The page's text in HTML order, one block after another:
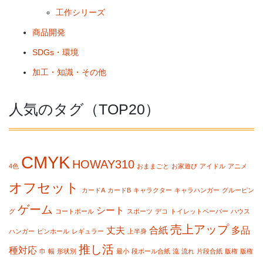
工作シリーズ
商品開発
SDGs・環境
加工・知識・その他
人気のタグ（TOP20）
4色 CMYK HOWAY310 おままごと お家遊び アイドル アニメ
オフセット カードA カードB キャラクター キャラハンガー グルーピン
グ ゲーム コートボール シート スポーツ デコ トイレットペーパー ハウス
ハンガー ピンホール レギュラー 丈夫 上半身 合紙 売上アップ 多品
種対応 巾 幅 形状別 推し活 最小 段ボール合紙 流 流れ 片段合紙 版権 版権